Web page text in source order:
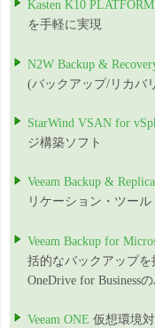
Kasten K10 PLATFORM
を手軽に実現
N2W Backup &
(バックアップ/リカバ
StarWind VSAN for
ジ構築ソフト
Veeam Backup &
リケーション・ツール
Veeam Backup for
括的なバックアップを
OneDrive for Business
Veeam ONE 仮想環境